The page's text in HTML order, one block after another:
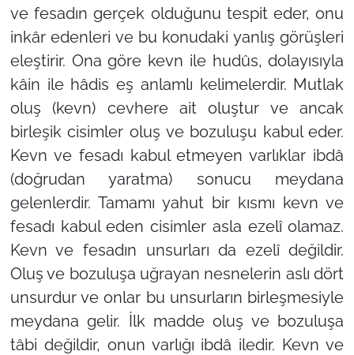
ve fesadın gerçek olduğunu tespit eder, onu
inkâr edenleri ve bu konudaki yanlış görüşleri
eleştirir. Ona göre kevn ile hudûs, dolayısıyla
kâin ile hâdis eş anlamlı kelimelerdir. Mutlak
oluş (kevn) cevhere ait oluştur ve ancak
birleşik cisimler oluş ve bozuluşu kabul eder.
Kevn ve fesadı kabul etmeyen varlıklar ibdâ
(doğrudan yaratma) sonucu meydana
gelenlerdir. Tamamı yahut bir kısmı kevn ve
fesadı kabul eden cisimler asla ezelî olamaz.
Kevn ve fesadın unsurları da ezelî değildir.
Oluş ve bozuluşa uğrayan nesnelerin aslı dört
unsurdur ve onlar bu unsurların birleşmesiyle
meydana gelir. İlk madde oluş ve bozuluşa
tâbi değildir, onun varlığı ibdâ iledir. Kevn ve